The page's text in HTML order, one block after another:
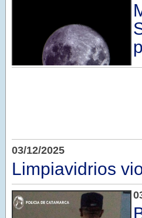
03/12/2025
Limpiavidrios